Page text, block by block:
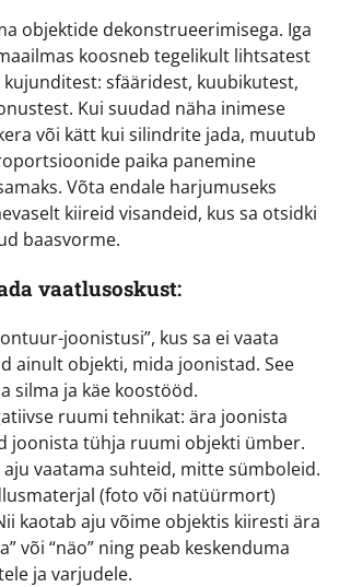
objektide dekonstrueerimisega. Iga
koosneb tegelikult lihtsatest
sfääridest, kuubikutest,
Kui suudad näha inimese
või kätt kui silindrite jada, muutub
paika panemine
Võta endale harjumuseks
kiireid visandeid, kus sa otsidki
baasvorme.
vaatlusoskust:
joonistusi”, kus sa ei vaata
ainult objekti, mida joonistad. See
silma ja käe koostööd.
ruumi tehnikat: ära joonista
joonista tühja ruumi objekti ümber.
aju vaatama suhteid, mitte sümboleid.
(foto või natüürmort)
kaotab aju võime objektis kiiresti ära
või “näo” ning peab keskenduma
ja varjudele.